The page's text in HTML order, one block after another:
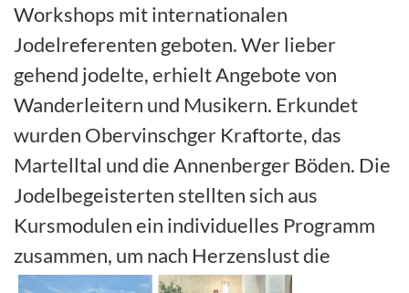
Workshops mit internationalen
Jodelreferenten geboten. Wer lieber
gehend jodelte, erhielt Angebote von
Wanderleitern und Musikern. Erkundet
wurden Obervinschger Kraftorte, das
Martelltal und die Annenberger Böden. Die
Jodelbegeisterten stellten sich aus
Kursmodulen ein individuelles Programm
zusammen, um nach Herzenslust die